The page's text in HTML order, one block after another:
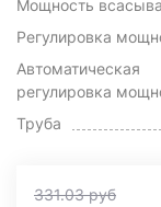
Мощность
Регулировка
Автоматическая
регулировка
Труба
331.03руб